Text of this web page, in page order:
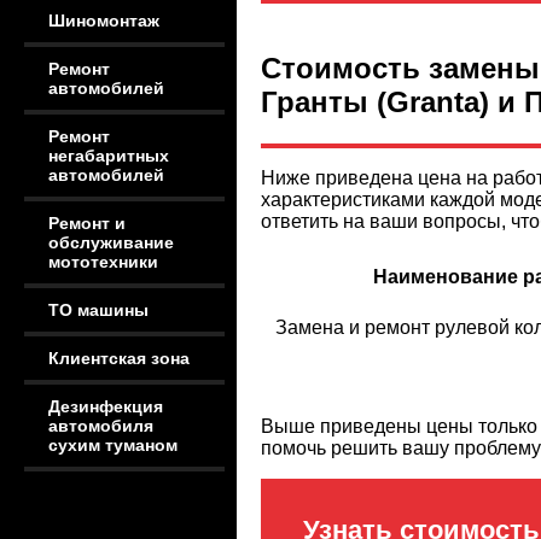
Шиномонтаж
Ремонт
автомобилей
Ремонт
негабаритных
автомобилей
Ремонт и
обслуживание
мототехники
ТО машины
Клиентская зона
Дезинфекция
автомобиля
сухим туманом
Стоимость
Гранты (Granta) и
Ниже приведена цена на
характеристиками каждой
ответить на ваши вопросы,
Наименование
Замена и ремонт рулевой
Выше приведены цены только
помочь решить вашу
Узнать стоимость